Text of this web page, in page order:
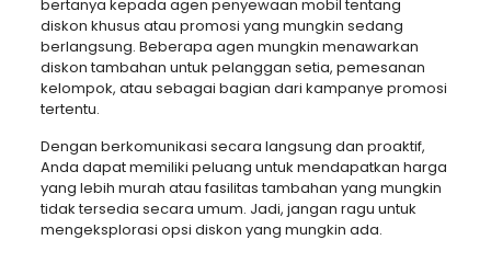
bertanya kepada agen penyewaan mobil tentang
diskon khusus atau promosi yang mungkin sedang
berlangsung. Beberapa agen mungkin menawarkan
diskon tambahan untuk pelanggan setia, pemesanan
kelompok, atau sebagai bagian dari kampanye promosi
tertentu.
Dengan berkomunikasi secara langsung dan proaktif,
Anda dapat memiliki peluang untuk mendapatkan harga
yang lebih murah atau fasilitas tambahan yang mungkin
tidak tersedia secara umum. Jadi, jangan ragu untuk
mengeksplorasi opsi diskon yang mungkin ada.